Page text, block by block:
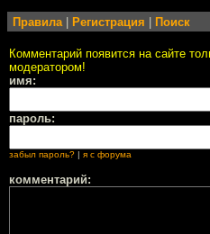
Правила| Регистрация Поиск
Комментарий появится на сайте
модератором!
имя:
пароль:
забыл пароль? я с форума
комментарий: